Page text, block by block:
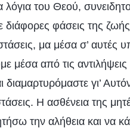
του Θεού,
διάφορες φάσεις της
μα μέσα σ’
μέσα από τις αντιλήψεις
γι’
Η ασθένεια της
την αλήθεια και να